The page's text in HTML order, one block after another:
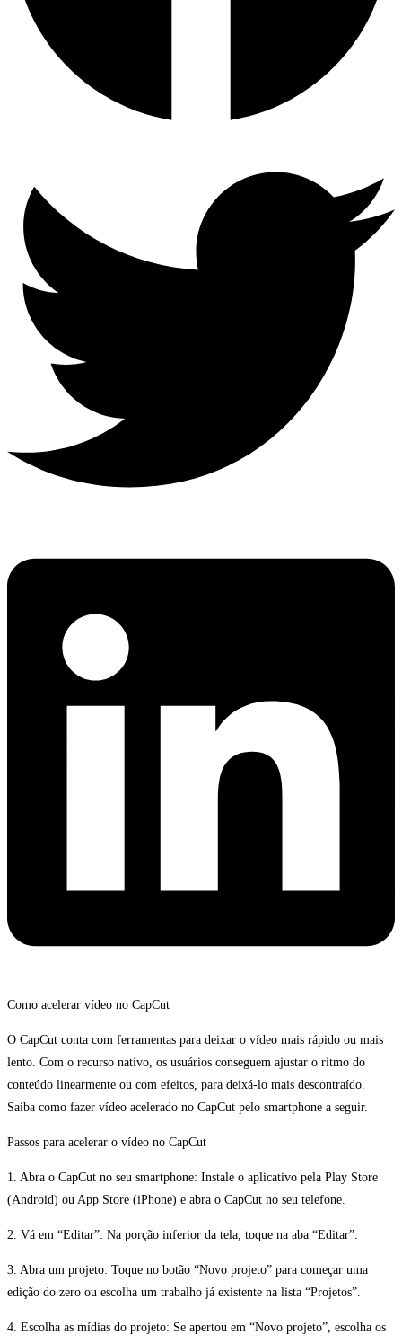
Como acelerar vídeo no CapCut
O CapCut conta com ferramentas para deixar o vídeo mais rápido ou mais
lento. Com o recurso nativo, os usuários conseguem ajustar o ritmo do
conteúdo linearmente ou com efeitos, para deixá-lo mais descontraído.
Saiba como fazer vídeo acelerado no CapCut pelo smartphone a seguir.
Passos para acelerar o vídeo no CapCut
1. Abra o CapCut no seu smartphone: Instale o aplicativo pela Play Store
(Android) ou App Store (iPhone) e abra o CapCut no seu telefone.
2. Vá em “Editar”: Na porção inferior da tela, toque na aba “Editar”.
3. Abra um projeto: Toque no botão “Novo projeto” para começar uma
edição do zero ou escolha um trabalho já existente na lista “Projetos”.
4. Escolha as mídias do projeto: Se apertou em “Novo projeto”, escolha os